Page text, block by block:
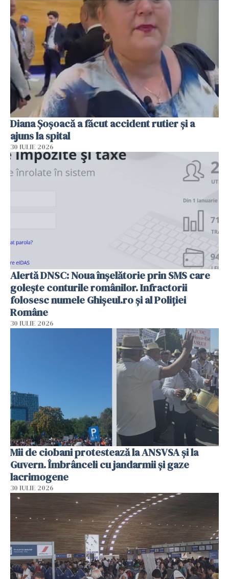
Diana Șoșoacă a făcut accident rutier și a
ajuns la spital
30 IULIE 2026
Alertă DNSC: Noua înșelătorie prin SMS care
golește conturile românilor. Infractorii
folosesc numele Ghișeul.ro și al Poliției
Române
30 IULIE 2026
Mii de ciobani protestează la ANSVSA și la
Guvern. Îmbrânceli cu jandarmii și gaze
lacrimogene
30 IULIE 2026